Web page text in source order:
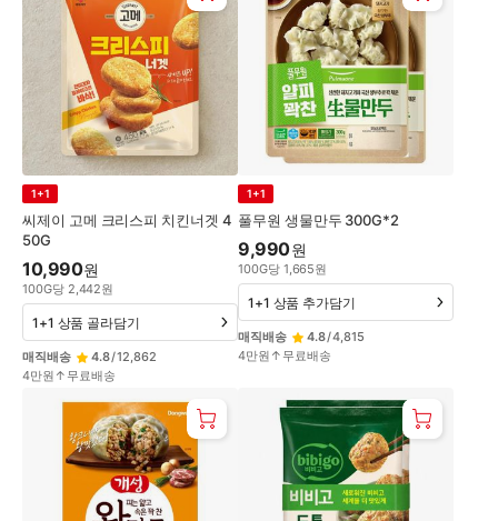
씨제이 고메 크리스피 치킨너겟 4
50G
1+1
10,990원
100G당 2,442원
매직배송 4.8/12,862
4만원↑무료배송
1+1 상품 골라담기
풀무원 생물만두 300G*2
1+1
9,990원
100G당 1,665원
매직배송 4.8/4,815
4만원↑무료배송
1+1 상품 추가담기